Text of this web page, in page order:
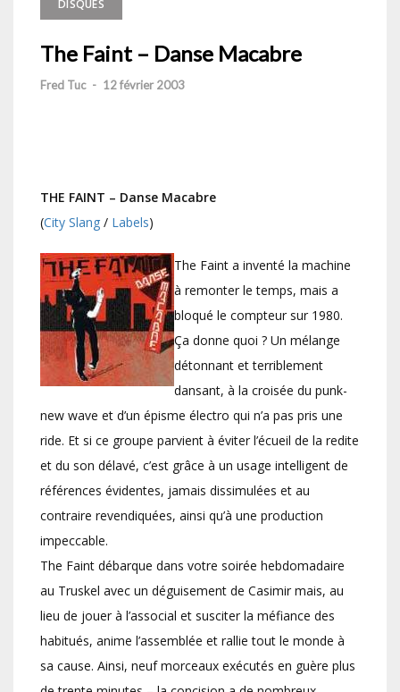
DISQUES
The Faint – Danse Macabre
Fred Tuc - 12 février 2003
THE FAINT – Danse Macabre
(City Slang / Labels)
The Faint a inventé la machine
à remonter le temps, mais a
bloqué le compteur sur 1980.
Ça donne quoi ? Un mélange
détonnant et terriblement
dansant, à la croisée du punk-
new wave et d’un épisme électro qui n’a pas pris une
ride. Et si ce groupe parvient à éviter l’écueil de la redite
et du son délavé, c’est grâce à un usage intelligent de
références évidentes, jamais dissimulées et au
contraire revendiquées, ainsi qu’à une production
impeccable.
The Faint débarque dans votre soirée hebdomadaire
au Truskel avec un déguisement de Casimir mais, au
lieu de jouer à l’associal et susciter la méfiance des
habitués, anime l’assemblée et rallie tout le monde à
sa cause. Ainsi, neuf morceaux exécutés en guère plus